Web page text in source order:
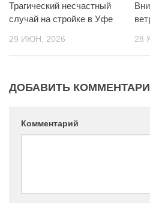
Трагический несчастный
случай на стройке в Уфе
29 ИЮН, 2026 28
ДОБАВИТЬ
Комментарий